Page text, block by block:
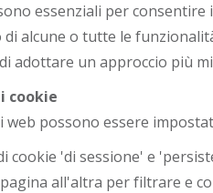
essenziali per
alcune o tutte le
adottare un approccio più
cookie
web possono essere
cookie 'di sessione' e
all'altra per filtrare e